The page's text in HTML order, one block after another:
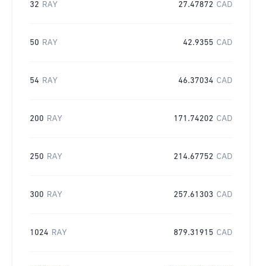
32 RAY 27.47872 CAD
50 RAY 42.9355 CAD
54 RAY 46.37034 CAD
200 RAY 171.74202 CAD
250 RAY 214.67752 CAD
300 RAY 257.61303 CAD
1024 RAY 879.31915 CAD